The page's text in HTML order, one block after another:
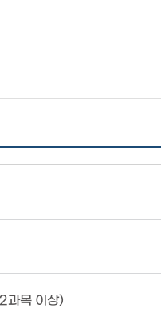
과목 이상)